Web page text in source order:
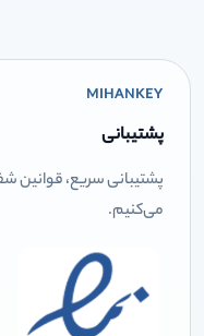
MIHANKEY
پشتیبانی
پشتیبانی سریع، قوانین
می‌کنیم.